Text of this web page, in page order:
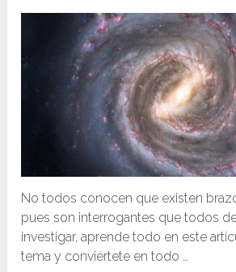
No todos conocen que existen
pues son interrogantes que todos
investigar, aprende todo en este
tema y conviértete en todo …